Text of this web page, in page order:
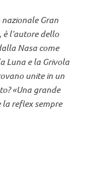
Gran
l’autore dello
Nasa come
Luna e la Grivola
unite in un
«Una grande
reflex sempre